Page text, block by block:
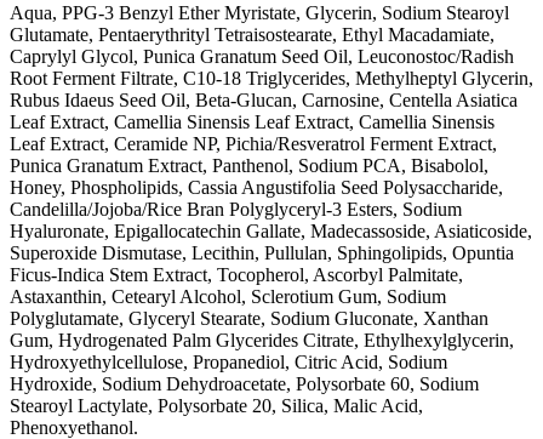
Aqua, PPG-3 Benzyl Ether Myristate, Glycerin, Sodium Stearoyl
Glutamate, Pentaerythrityl Tetraisostearate, Ethyl Macadamiate,
Caprylyl Glycol, Punica Granatum Seed Oil, Leuconostoc/Radish
Root Ferment Filtrate, C10-18 Triglycerides, Methylheptyl Glycerin,
Rubus Idaeus Seed Oil, Beta-Glucan, Carnosine, Centella Asiatica
Leaf Extract, Camellia Sinensis Leaf Extract, Camellia Sinensis
Leaf Extract, Ceramide NP, Pichia/Resveratrol Ferment Extract,
Punica Granatum Extract, Panthenol, Sodium PCA, Bisabolol,
Honey, Phospholipids, Cassia Angustifolia Seed Polysaccharide,
Candelilla/Jojoba/Rice Bran Polyglyceryl-3 Esters, Sodium
Hyaluronate, Epigallocatechin Gallate, Madecassoside, Asiaticoside,
Superoxide Dismutase, Lecithin, Pullulan, Sphingolipids, Opuntia
Ficus-Indica Stem Extract, Tocopherol, Ascorbyl Palmitate,
Astaxanthin, Cetearyl Alcohol, Sclerotium Gum, Sodium
Polyglutamate, Glyceryl Stearate, Sodium Gluconate, Xanthan
Gum, Hydrogenated Palm Glycerides Citrate, Ethylhexylglycerin,
Hydroxyethylcellulose, Propanediol, Citric Acid, Sodium
Hydroxide, Sodium Dehydroacetate, Polysorbate 60, Sodium
Stearoyl Lactylate, Polysorbate 20, Silica, Malic Acid,
Phenoxyethanol.